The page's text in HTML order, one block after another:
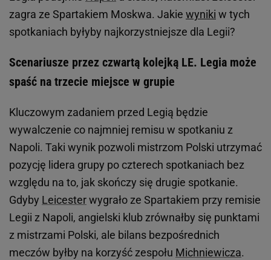
zagra ze Spartakiem Moskwa. Jakie wyniki w tych
spotkaniach byłyby najkorzystniejsze dla Legii?
Scenariusze przez czwartą kolejką LE. Legia może
spaść na trzecie miejsce w grupie
Kluczowym zadaniem przed Legią będzie
wywalczenie co najmniej remisu w spotkaniu z
Napoli. Taki wynik pozwoli mistrzom Polski utrzymać
pozycję lidera grupy po czterech spotkaniach bez
względu na to, jak skończy się drugie spotkanie.
Gdyby Leicesterwygrało ze Spartakiem przy remisie
Legii z Napoli, angielski klub zrównałby się punktami
z mistrzami Polski, ale bilans bezpośrednich
meczów byłby na korzyść zespołu Michniewicza.